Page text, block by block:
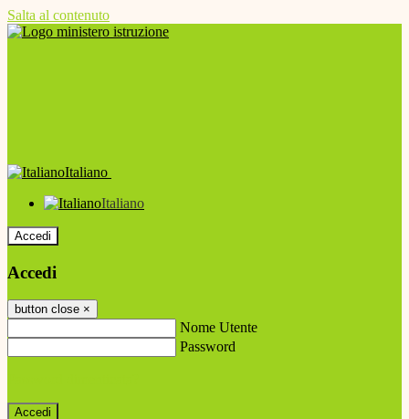
Salta al contenuto
Italiano
Italiano
Accedi
Accedi
button close ×
Nome Utente
Password